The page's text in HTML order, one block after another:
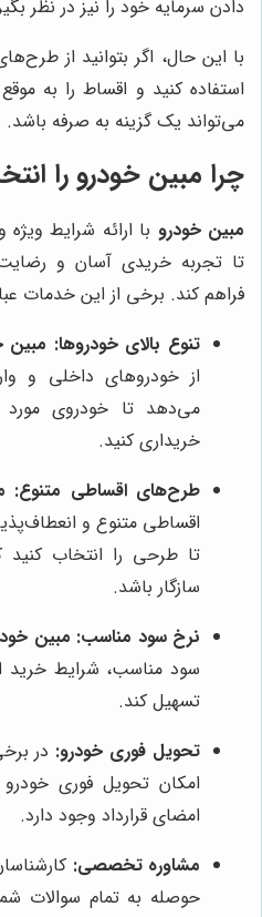
دادن سرمایه خود را نیز در نظر
با این حال، اگر بتوانید از
استفاده کنید و اقساط را به
می‌تواند یک گزینه به صرفه باشد.
چرا مبین خودرو را
مبین خودرو با ارائه شرایط
تا تجربه خریدی آسان و
فراهم کند. برخی از این خدمات
تنوع بالای خودروها: مبین
از خودروهای داخلی و
می‌دهد تا خودروی مورد
خریداری کنید.
طرح‌های اقساطی متنوع:
اقساطی متنوع و
تا طرحی را انتخاب کنید
سازگار باشد.
نرخ سود مناسب: مبین
سود مناسب، شرایط خرید
تسهیل کند.
تحویل فوری خودرو: در
امکان تحویل فوری
امضای قرارداد وجود دارد.
مشاوره تخصصی:
حوصله به تمام سوالات